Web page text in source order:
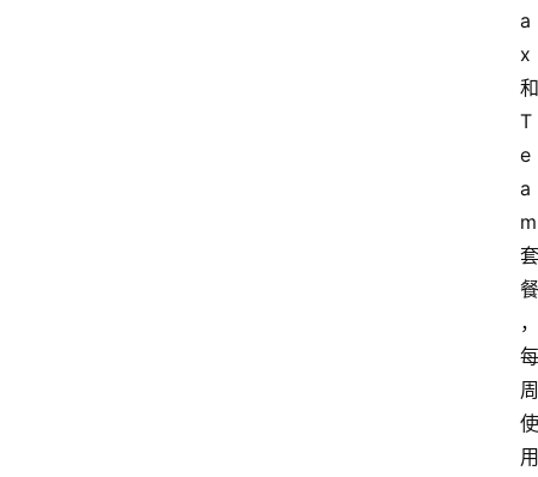
a
x
和
T
e
a
m
套
餐
，
每
周
使
用